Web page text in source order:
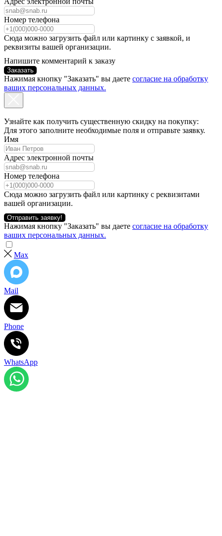
Номер телефона
Сюда можно загрузить файл или картинку с заявкой, и
реквизиты вашей организации.
Напишите комментарий к заказу
Заказать
Нажимая кнопку "Заказать" вы даете согласие на обработку
ваших персональных данных.
Узнайте как получить существенную скидку на покупку:
Для этого заполните необходимые поля и отправьте заявку.
Имя
Адрес электронной почты
Номер телефона
Сюда можно загрузить файл или картинку с реквизитами
вашей организации.
Отправить заявку!
Нажимая кнопку "Заказать" вы даете согласие на обработку
ваших персональных данных.
Max
Mail
Phone
WhatsApp